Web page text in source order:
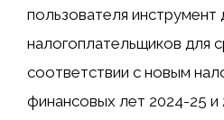
пользователя инструмент
налогоплательщиков для
соответствии с новым
финансовых лет 2024-25 и